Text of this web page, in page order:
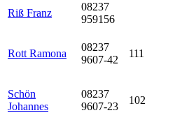
Riß Franz
08237
959156
Rott Ramona
08237
9607-42
111
Schön
Johannes
08237
9607-23
102